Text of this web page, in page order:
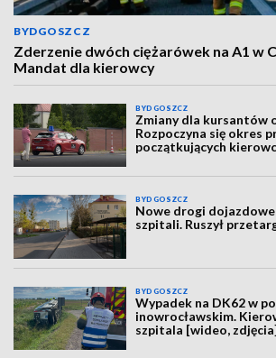
BYDGOSZCZ
Zderzenie dwóch ciężarówek na A1 w
Mandat dla kierowcy
BYDGOSZCZ
Zmiany dla kursantów
Rozpoczyna się okres
początkujących
BYDGOSZCZ
Nowe drogi
szpitali. Ruszył
BYDGOSZCZ
Wypadek na DK62 w
inowrocławskim.
szpitala [wideo,